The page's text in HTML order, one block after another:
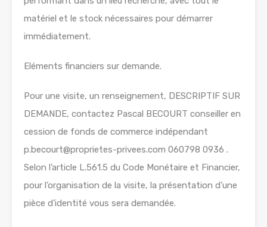
matériel et le stock nécessaires pour démarrer
immédiatement.
Eléments financiers sur demande.
Pour une visite, un renseignement, DESCRIPTIF SUR
DEMANDE, contactez Pascal BECOURT conseiller en
cession de fonds de commerce indépendant
p.becourt@proprietes-privees.com 060798 0936 .
Selon l’article L.561.5 du Code Monétaire et Financier,
pour l’organisation de la visite, la présentation d’une
pièce d’identité vous sera demandée.